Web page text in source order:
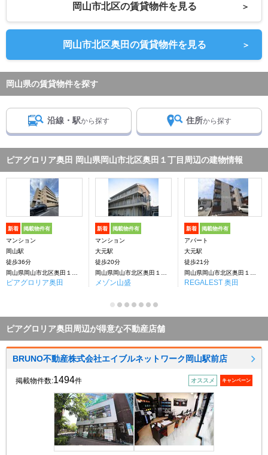
岡山市北区の賃貸物件を見る ＞
岡山市北区奥田の賃貸物件を見る ＞
岡山県の賃貸物件を探す
沿線・駅から探す 住所から探す
ピアグロリア奥田 岡山県岡山市北区奥田１丁目周辺の建物情報
新着 掲載物件有
マンション
岡山駅
徒歩36分
ピアグロリア奥田
新着 掲載物件有
マンション
大元駅
徒歩20分
メゾン山盛
新着 掲載物件有
アパート
大元駅
徒歩21分
REGALEST 奥田
ピアグロリア奥田周辺が得意な不動産店舗
BRUNO不動産株式会社エイブルネットワーク岡山駅前店
掲載物件数:1494件 オススメ キャンペーン